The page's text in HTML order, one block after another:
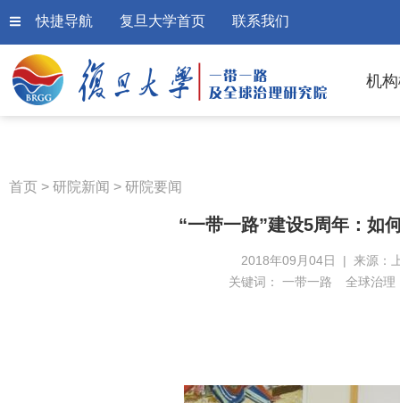
快捷导航 复旦大学首页 联系我们
机
首页 > 研院新闻 > 研院要闻
“一带一路”建设5周年：如
2018年09月04日 | 来源：
关键词： 一带一路 全球治理